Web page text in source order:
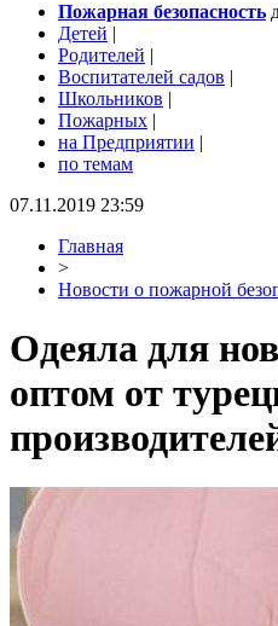
Пожарная безопасность
Детей |
Родителей |
Воспитателей садов |
Школьников |
Пожарных |
на Предприятии |
по темам
07.11.2019 23:59
Главная
>
Новости о пожарной
Одеяла для
оптом от